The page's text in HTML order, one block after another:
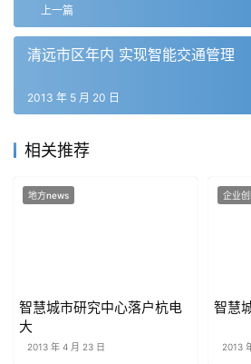
上一篇
清远市区年内 实现智能交通管理
2013 年 5 月 20 日
相关推荐
地方news
智慧城市研究中心落户杭电
大
2013 年 4 月 23 日
企业
智慧
2013